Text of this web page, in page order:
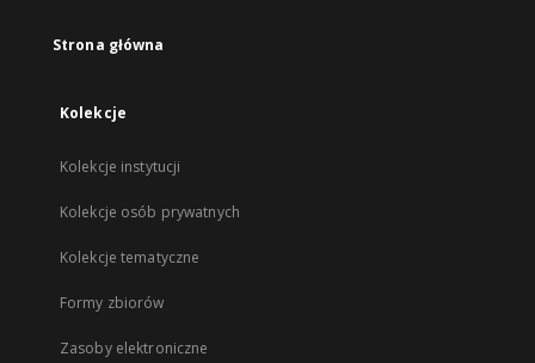
Strona główna
Kolekcje
Kolekcje instytucji
Kolekcje osób prywatnych
Kolekcje tematyczne
Formy zbiorów
Zasoby elektroniczne